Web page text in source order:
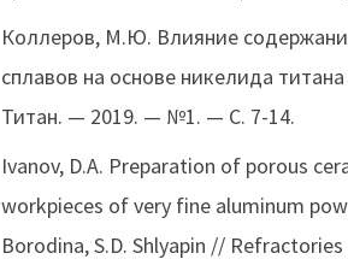
Коллеров, М.Ю. Влияние
сплавов на основе никелида
Титан. — 2019. — №1. — C. 7-14.
Ivanov, D.A. Preparation of porous
workpieces of very fine aluminum
Borodina, S.D. Shlyapin //